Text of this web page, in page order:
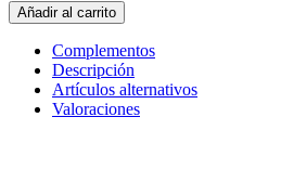
Añadir al carrito
Complementos
Descripción
Artículos alternativos
Valoraciones